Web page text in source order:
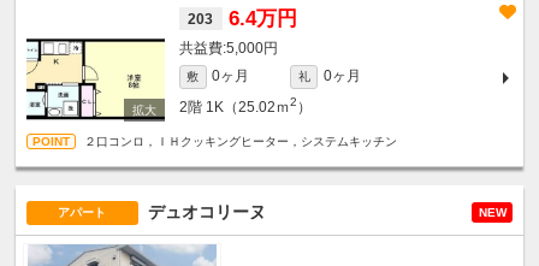
203 6.4万円
5,000円
敷 0ヶ月 礼
0ヶ月
2階 1K（25.02ｍ2 ）
２口コンロ，ＩＨクッキングヒーター，システムキッチン
アパート デュオコリーヌ NEW